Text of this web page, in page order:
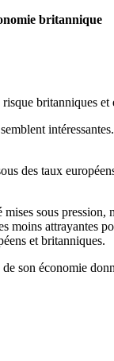
britannique
britanniques et
des taux
sous
moins attrayantes
et britanniques.
son économie